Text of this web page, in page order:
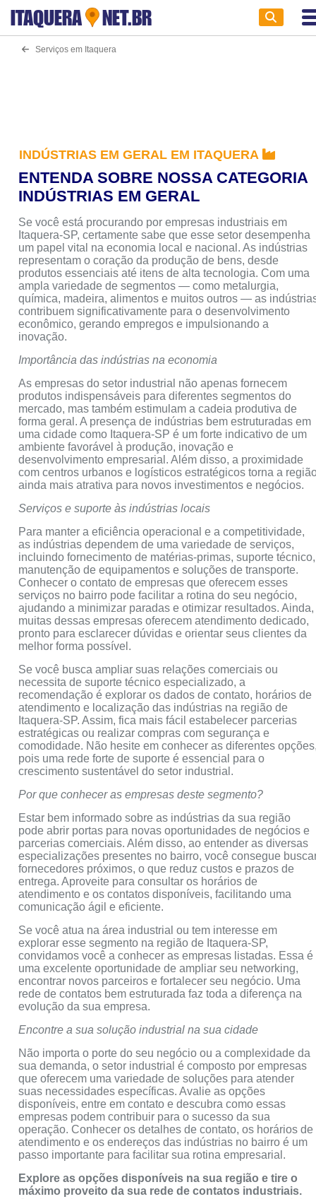
ITAQUERA NET.BR
Serviços em Itaquera
INDÚSTRIAS EM GERAL EM ITAQUERA
ENTENDA SOBRE NOSSA CATEGORIA
INDÚSTRIAS EM GERAL
Se você está procurando por empresas industriais em
Itaquera-SP, certamente sabe que esse setor desempenha
um papel vital na economia local e nacional. As indústrias
representam o coração da produção de bens, desde
produtos essenciais até itens de alta tecnologia. Com uma
ampla variedade de segmentos — como metalurgia,
química, madeira, alimentos e muitos outros — as
contribuem significativamente para o desenvolvimento
econômico, gerando empregos e impulsionando a
inovação.
Importância das indústrias na economia
As empresas do setor industrial não apenas fornecem
produtos indispensáveis para diferentes segmentos do
mercado, mas também estimulam a cadeia produtiva de
forma geral. A presença de indústrias bem estruturadas em
uma cidade como Itaquera-SP é um forte indicativo de um
ambiente favorável à produção, inovação e
desenvolvimento empresarial. Além disso, a proximidade
com centros urbanos e logísticos estratégicos torna a
ainda mais atrativa para novos investimentos e negócios.
Serviços e suporte às indústrias locais
Para manter a eficiência operacional e a competitividade,
as indústrias dependem de uma variedade de serviços,
incluindo fornecimento de matérias-primas, suporte técnico,
manutenção de equipamentos e soluções de transporte.
Conhecer o contato de empresas que oferecem esses
serviços no bairro pode facilitar a rotina do seu negócio,
ajudando a minimizar paradas e otimizar resultados. Ainda,
muitas dessas empresas oferecem atendimento dedicado,
pronto para esclarecer dúvidas e orientar seus clientes da
melhor forma possível.
Se você busca ampliar suas relações comerciais ou
necessita de suporte técnico especializado, a
recomendação é explorar os dados de contato, horários de
atendimento e localização das indústrias na região de
Itaquera-SP. Assim, fica mais fácil estabelecer parcerias
estratégicas ou realizar compras com segurança e
comodidade. Não hesite em conhecer as diferentes
pois uma rede forte de suporte é essencial para o
crescimento sustentável do setor industrial.
Por que conhecer as empresas deste segmento?
Estar bem informado sobre as indústrias da sua região
pode abrir portas para novas oportunidades de negócios e
parcerias comerciais. Além disso, ao entender as diversas
especializações presentes no bairro, você consegue
fornecedores próximos, o que reduz custos e prazos de
entrega. Aproveite para consultar os horários de
atendimento e os contatos disponíveis, facilitando uma
comunicação ágil e eficiente.
Se você atua na área industrial ou tem interesse em
explorar esse segmento na região de Itaquera-SP,
convidamos você a conhecer as empresas listadas. Essa é
uma excelente oportunidade de ampliar seu networking,
encontrar novos parceiros e fortalecer seu negócio. Uma
rede de contatos bem estruturada faz toda a diferença na
evolução da sua empresa.
Encontre a sua solução industrial na sua cidade
Não importa o porte do seu negócio ou a complexidade da
sua demanda, o setor industrial é composto por empresas
que oferecem uma variedade de soluções para atender
suas necessidades específicas. Avalie as opções
disponíveis, entre em contato e descubra como essas
empresas podem contribuir para o sucesso da sua
operação. Conhecer os detalhes de contato, os horários de
atendimento e os endereços das indústrias no bairro é um
passo importante para facilitar sua rotina empresarial.
Explore as opções disponíveis na sua região e tire o
máximo proveito da sua rede de contatos industriais.